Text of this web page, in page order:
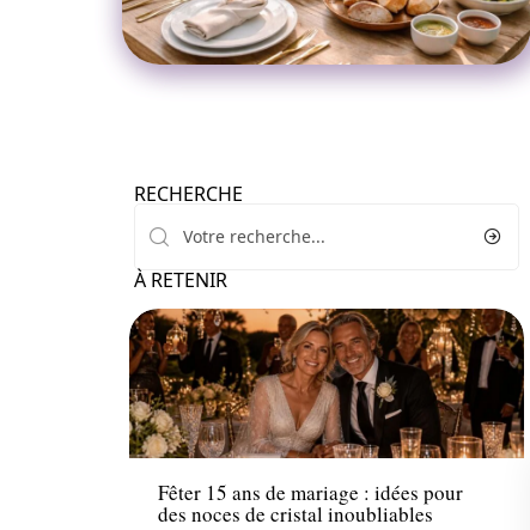
RECHERCHE
À RETENIR
Mariage
Fêter 15 ans de mariage : idées pour
des noces de cristal inoubliables